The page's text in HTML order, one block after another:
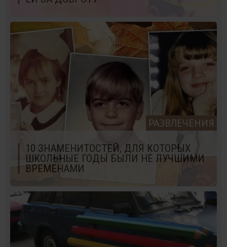
РАЗВЛЕЧЕНИЯ
10 ЗНАМЕНИТОСТЕЙ, ДЛЯ КОТОРЫХ
ШКОЛЬНЫЕ ГОДЫ БЫЛИ НЕ ЛУЧШИМИ
ВРЕМЕНАМИ